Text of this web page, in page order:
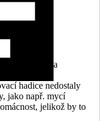
Rozeta
hadice nedostaly
jako např. mycí
jelikož by to